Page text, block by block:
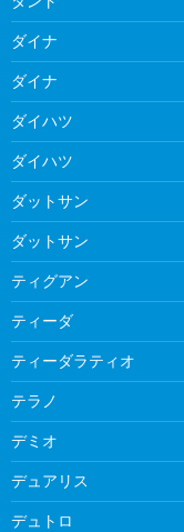
ダイナ
ダイナ
ダイハツ
ダイハツ
ダットサン
ダットサン
ティグアン
ティーダ
ティーダラティオ
テラノ
デミオ
デュアリス
デュトロ